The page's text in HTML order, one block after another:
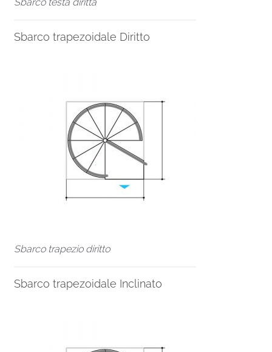
Sbarco trapezoidale Diritto
Sbarco trapezio diritto
Sbarco trapezoidale Inclinato